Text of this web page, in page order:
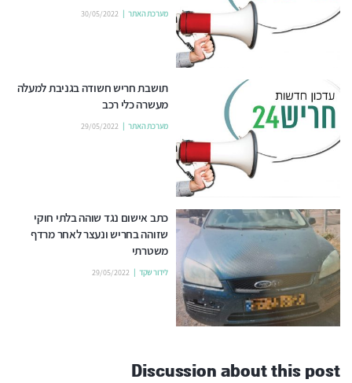
מערכת האתר 30/05/2022
תושבת חריש חשודה בגניבת למעלה
מעשרה כלי רכב
מערכת האתר 29/05/2022
כתב אישום נגד שוהה בלתי חוקי
שזוהה בחריש ונעצר לאחר מרדף
משטרתי
לידור שקד 29/05/2022
Discussion about this post